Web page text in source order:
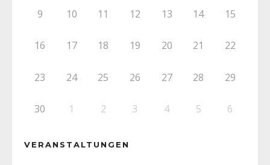
9 10 11 12 13 14 15
16 17 18 19 20 21 22
23 24 25 26 27 28 29
30 1 2 3 4 5 6
VERANSTALTUNGEN